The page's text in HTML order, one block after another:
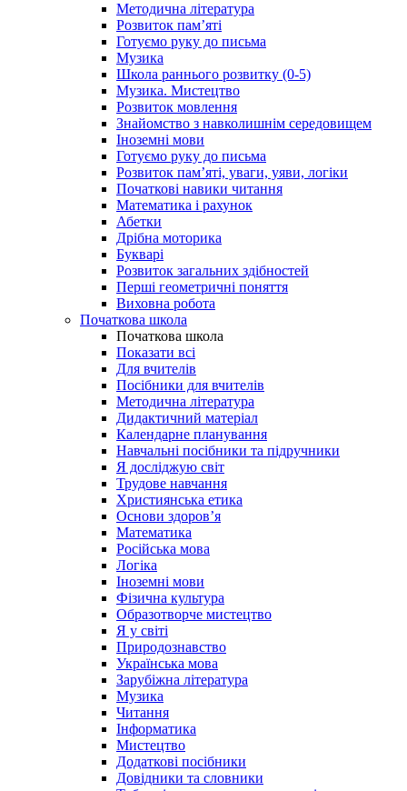
Методична література
Розвиток пам’яті
Готуємо руку до письма
Музика
Школа раннього розвитку (0-5)
Музика. Мистецтво
Розвиток мовлення
Знайомство з навколишнім середовищем
Іноземні мови
Готуємо руку до письма
Розвиток пам’яті, уваги, уяви, логіки
Початкові навики читання
Математика і рахунок
Абетки
Дрібна моторика
Букварі
Розвиток загальних здібностей
Перші геометричні поняття
Виховна робота
Початкова школа
Початкова школа
Показати всі
Для вчителів
Посібники для вчителів
Методична література
Дидактичний матеріал
Календарне планування
Навчальні посібники та підручники
Я досліджую світ
Трудове навчання
Християнська етика
Основи здоров’я
Математика
Російська мова
Логіка
Іноземні мови
Фізична культура
Образотворче мистецтво
Я у світі
Природознавство
Українська мова
Зарубіжна література
Музика
Читання
Інформатика
Мистецтво
Додаткові посібники
Довідники та словники